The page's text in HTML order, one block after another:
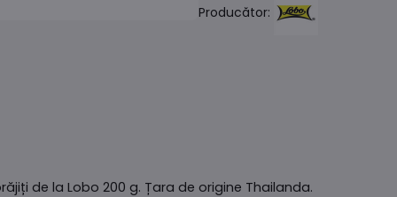
Producător:
de la Lobo 200 g. Țara de origine Thailanda.